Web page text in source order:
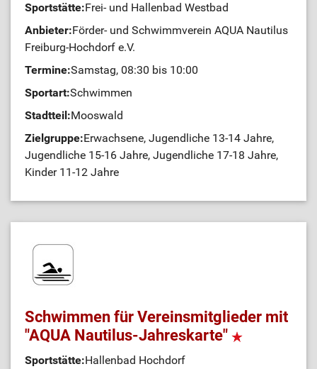
Sportstätte:Frei- und Hallenbad Westbad
Anbieter:Förder- und Schwimmverein AQUA Nautilus
Freiburg-Hochdorf e.V.
Termine:Samstag, 08:30 bis 10:00
Sportart:Schwimmen
Stadtteil:Mooswald
Zielgruppe:Erwachsene, Jugendliche 13-14 Jahre,
Jugendliche 15-16 Jahre, Jugendliche 17-18 Jahre,
Kinder 11-12 Jahre
Schwimmen für Vereinsmitglieder mit
"AQUA Nautilus-Jahreskarte"
Sportstätte:Hallenbad Hochdorf